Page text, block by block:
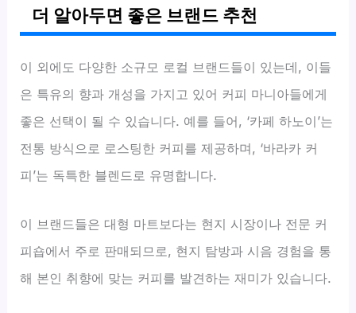
더 알아두면 좋은 브랜드 추천
이 외에도 다양한 소규모 로컬 브랜드들이 있는데, 이들
은 특유의 향과 개성을 가지고 있어 커피 마니아들에게
좋은 선택이 될 수 있습니다. 예를 들어, ‘카페 하노이’는
전통 방식으로 로스팅한 커피를 제공하며, ‘바라카 커
피’는 독특한 블렌드로 유명합니다.
이 브랜드들은 대형 마트보다는 현지 시장이나 전문 커
피숍에서 주로 판매되므로, 현지 탐방과 시음 경험을 통
해 본인 취향에 맞는 커피를 발견하는 재미가 있습니다.